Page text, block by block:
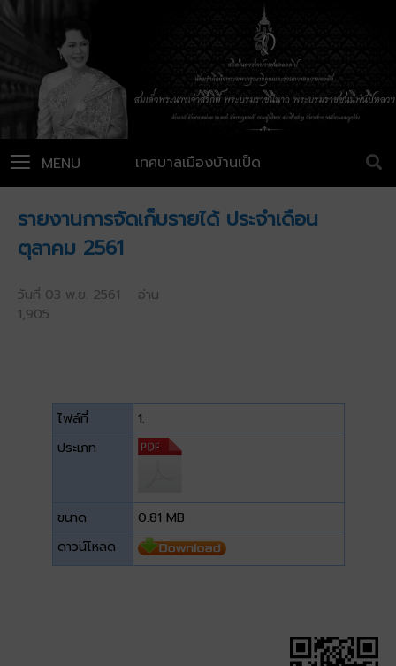
เทศบาลเมืองบ้านเป็ด
MENU
รายงานการจัดเก็บรายได้ ประจำเดือน
ตุลาคม 2561
วันที่ 03 พ.ย. 2561 อ่าน
1,905
ไฟล์ที่
1.
ประเภท
ขนาด
0.81 MB
ดาวน์โหลด